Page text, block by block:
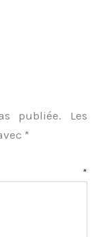
publiée.
Les
*
*